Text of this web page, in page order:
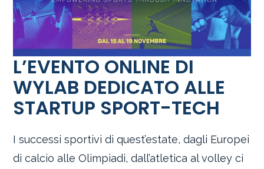
L’EVENTO ONLINE DI
WYLAB DEDICATO ALLE
STARTUP SPORT-TECH
I successi sportivi di quest’estate, dagli Europei
di calcio alle Olimpiadi, dall’atletica al volley ci